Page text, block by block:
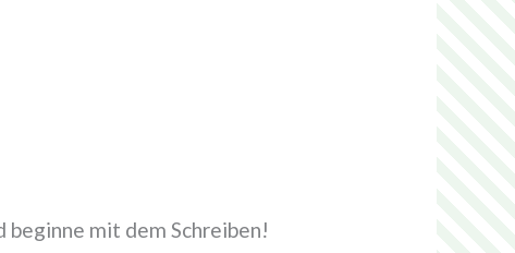
mit dem Schreiben!